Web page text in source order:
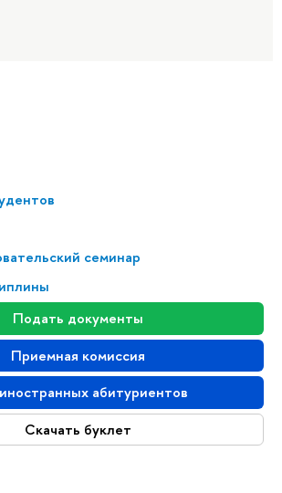
семинар
Подать документы
Приемная комиссия
абитуриентов
Скачать буклет